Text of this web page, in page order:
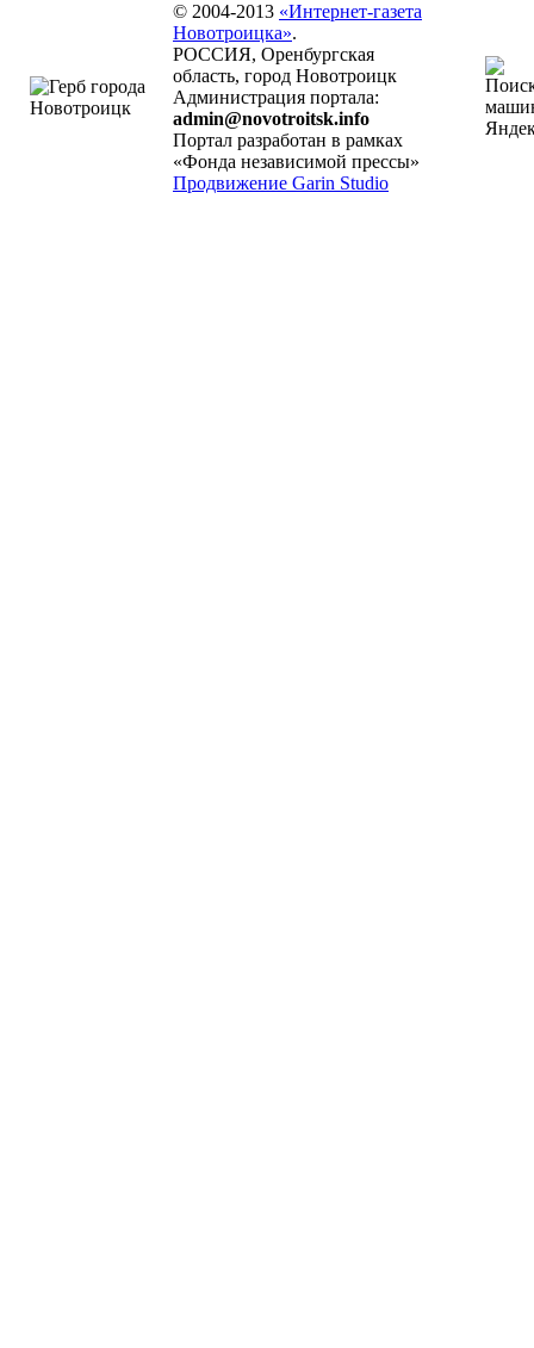
© 2004-2013 «Интернет-газета
Новотроицка».
РОССИЯ, Оренбургская
область, город Новотроицк
Администрация портала:
admin@novotroitsk.info
Портал разработан в рамках
«Фонда независимой прессы»
Продвижение Garin Studio